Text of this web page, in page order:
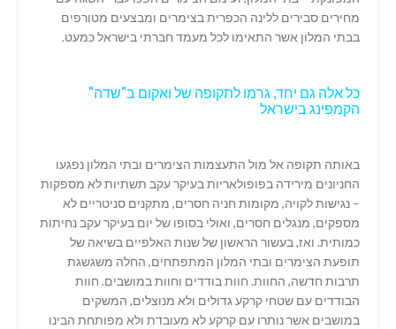
מחירים סבירים ללינה הכפרית בצימרים ומבצעים מטורפים
בבתי המלון אשר התאימו לכל מעמד חברתי בישראל כמעט.
כל אלה גם יחד, גרמו לתקופה של ואקום ב"שדה"
הקמפינג בישראל
באותה תקופה אל מול התעצמות הצימרים ובתי המלון נפגעו
החניונים מירידה בפופולאריות בעיקר עקב תשתיות לא מספקות
– נגישות לקויה, מקומות חניה חסרים, מתקנים סניטריים לא
מספקים, מנגלים חסרים, ואולי בסופו של יום בעיקר עקב נחיתות
כמותית. ואז, בעשור הראשון של שנות האלפיים בשיאה של
תופעת הצימרים ובתי המלון המתפתחים, החלה משגשגת
תרבות חדשה, החוות. חוות בודדים וחוות במושבים. חוות
הבודדים עם שטחי קרקע גדולים ולא מנוצלים, המשקים
במושבים אשר נותרו עם קרקע לא מעובדת ולא מפותחת הבינו